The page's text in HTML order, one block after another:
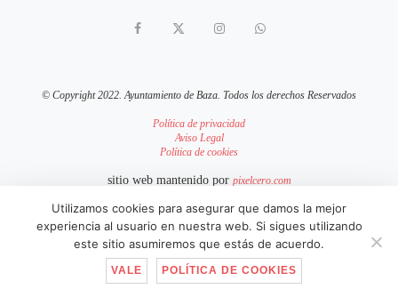
© Copyright 2022. Ayuntamiento de Baza. Todos los derechos Reservados
Política de privacidad
Aviso Legal
Política de cookies
sitio web mantenido por pixelcero.com
IR ARRIBA
Utilizamos cookies para asegurar que damos la mejor
experiencia al usuario en nuestra web. Si sigues utilizando
este sitio asumiremos que estás de acuerdo.
VALE POLÍTICA DE COOKIES